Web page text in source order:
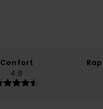
Confort
4.8